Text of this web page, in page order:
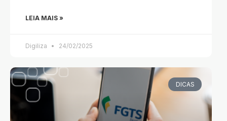
LEIA MAIS »
Digiliza 24/02/2025
DICAS